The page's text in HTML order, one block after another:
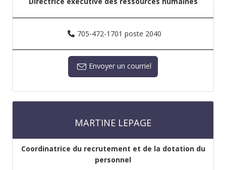
705-472-1701 poste 2040
Envoyer un courriel
MARTINE LEPAGE
Coordinatrice du recrutement et de la dotation du
personnel